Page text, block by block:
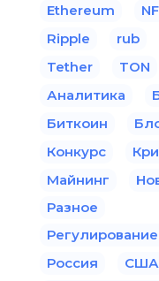
Ethereum
Ripple
rub
Tether
TON
Аналитика
Биткоин
Конкурс
Майнинг
Разное
Россия
США